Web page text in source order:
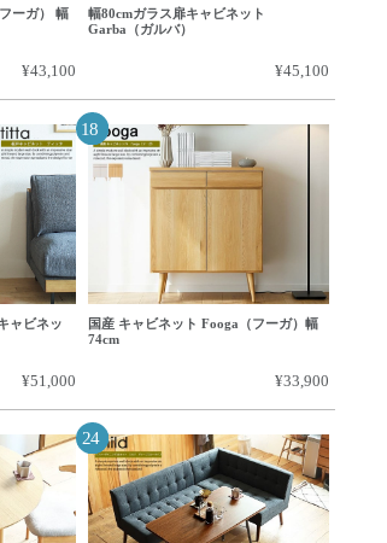
ーガ） 幅
¥43,100
幅80cmガラス扉キャビネット
Garba（ガルバ）
¥45,100
ャビネッ
¥51,000
国産 キャビネット Fooga（フーガ）幅
74cm
¥33,900